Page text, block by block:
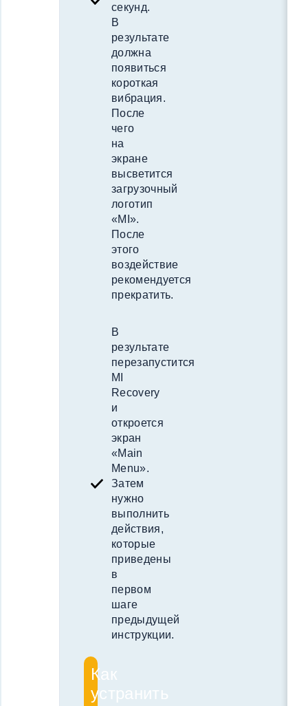
секунд.
В
результате
должна
появиться
короткая
вибрация.
После
чего
на
экране
высветится
загрузочный
логотип
«MI».
После
этого
воздействие
рекомендуется
прекратить.
В
результате
перезапустится
MI
Recovery
и
откроется
экран
«Main
Menu».
Затем
нужно
выполнить
действия,
которые
приведены
в
первом
шаге
предыдущей
инструкции.
Как
устранить